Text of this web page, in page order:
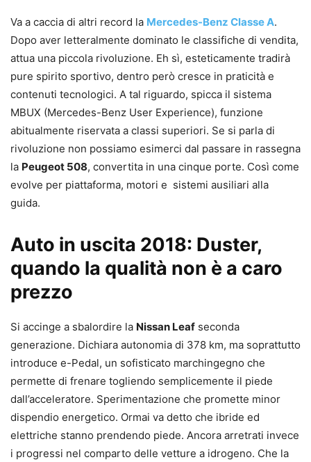
Va a caccia di altri record la Mercedes-Benz Classe A.
Dopo aver letteralmente dominato le classifiche di vendita,
attua una piccola rivoluzione. Eh sì, esteticamente tradirà
pure spirito sportivo, dentro però cresce in praticità e
contenuti tecnologici. A tal riguardo, spicca il sistema
MBUX (Mercedes-Benz User Experience), funzione
abitualmente riservata a classi superiori. Se si parla di
rivoluzione non possiamo esimerci dal passare in rassegna
la Peugeot 508, convertita in una cinque porte. Così come
evolve per piattaforma, motori e sistemi ausiliari alla
guida.
Auto in uscita 2018: Duster,
quando la qualità non è a caro
prezzo
Si accinge a sbalordire la Nissan Leaf seconda
generazione. Dichiara autonomia di 378 km, ma soprattutto
introduce e-Pedal, un sofisticato marchingegno che
permette di frenare togliendo semplicemente il piede
dall’acceleratore. Sperimentazione che promette minor
dispendio energetico. Ormai va detto che ibride ed
elettriche stanno prendendo piede. Ancora arretrati invece
i progressi nel comparto delle vetture a idrogeno. Che la